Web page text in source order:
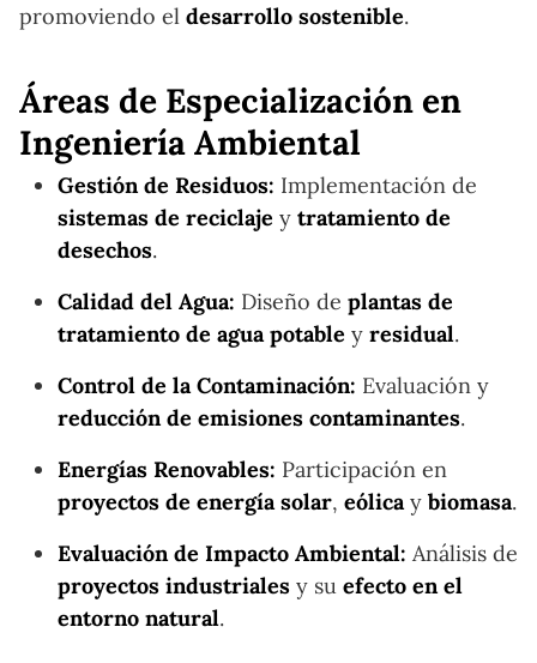
promoviendo el desarrollo sostenible.
Áreas de Especialización en
Ingeniería Ambiental
Gestión de Residuos: Implementación de
sistemas de reciclaje y tratamiento de
desechos.
Calidad del Agua: Diseño de plantas de
tratamiento de agua potable y residual.
Control de la Contaminación: Evaluación y
reducción de emisiones contaminantes.
Energías Renovables: Participación en
proyectos de energía solar, eólicay biomasa.
Evaluación de Impacto Ambiental: Análisis de
proyectos industriales y su efecto en el
entorno natural.